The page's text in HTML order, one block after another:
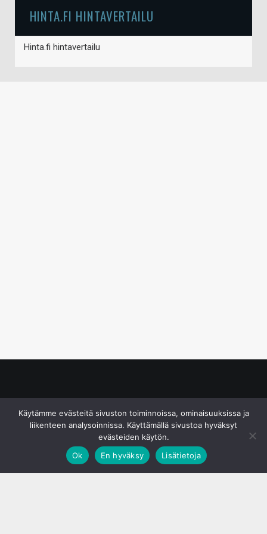
HINTA.FI HINTAVERTAILU
Hinta.fi hintavertailu
Käytämme evästeitä sivuston toiminnoissa, ominaisuuksissa ja
liikenteen analysoinnissa. Käyttämällä sivustoa hyväksyt
evästeiden käytön.
Ok
En hyväksy Lisätietoja